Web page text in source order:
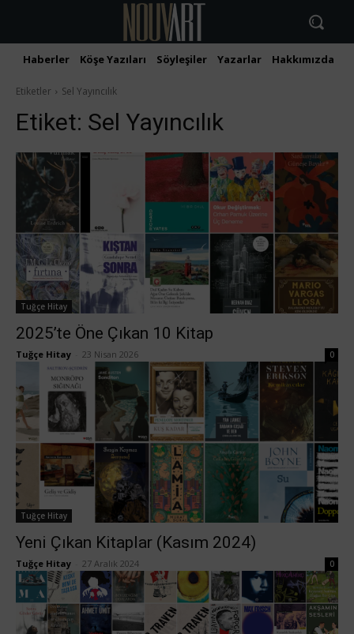
Haberler Köşe Yazıları Söyleşiler Yazarlar Hakkımızda
Etiketler Sel Yayıncılık
Etiket: Sel Yayıncılık
Tuğçe Hitay
2025’te Öne Çıkan 10 Kitap
Tuğçe Hitay 23 Nisan 2026 0
Tuğçe Hitay
Yeni Çıkan Kitaplar (Kasım 2024)
Tuğçe Hitay 27 Aralık 2024 0